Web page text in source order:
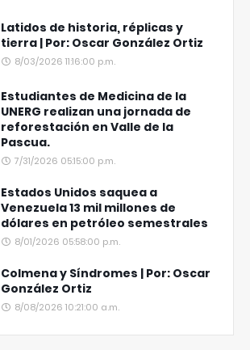
Latidos de historia, réplicas y
tierra | Por: Oscar González Ortiz
8/03/2026 11:16:00 p.m.
Estudiantes de Medicina de la
UNERG realizan una jornada de
reforestación en Valle de la
Pascua.
7/31/2026 05:15:00 p.m.
Estados Unidos saquea a
Venezuela 13 mil millones de
dólares en petróleo semestrales
8/01/2026 05:58:00 p.m.
Colmena y Síndromes | Por: Oscar
González Ortiz
8/08/2026 10:21:00 a.m.